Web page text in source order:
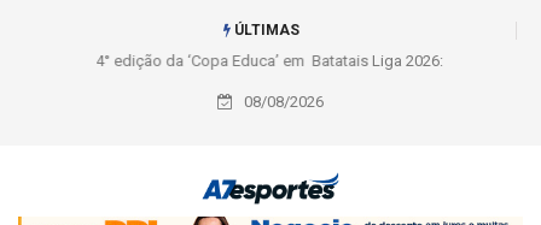
ÚLTIMAS
Liga 2026: Equipes rompem com a LABE na Série Ouro e entidade define
a 2° fase, times e formato
08/08/2026